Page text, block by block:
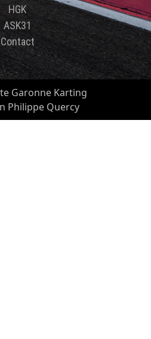
HGK
ASK31
Contact
Garonne Karting
Philippe Quercy